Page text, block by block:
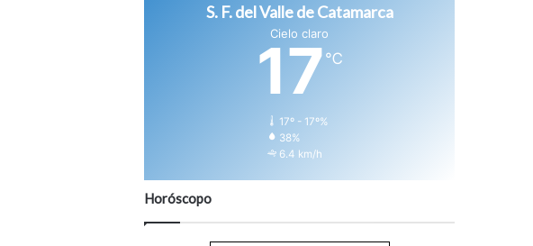
S. F. del Valle de Catamarca
Cielo claro
17 ℃
17º - 17º%
38%
6.4 km/h
Horóscopo